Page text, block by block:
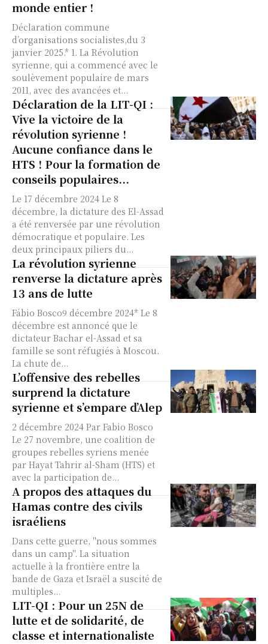
monde entier !
Déclaration commune
d’organisations socialistes,du 3
janvier 2025.* 1. La Révolution
syrienne, qui a commencé avec le
soulèvement populaire de mars
2011, avec des avancées et...
Déclaration de la LIT-QI :
Vive la victoire de la
révolution syrienne !
Aucune confiance dans le
HTS ! Pour la formation de
conseils populaires...
Le 17 décembre 2024 Le 8
décembre, la dictature des El-Assad
a été renversée par une révolution
démocratique et populaire. Les
deux principaux piliers du...
La révolution syrienne
renverse la dictature après
13 ans de lutte
Fábio Bosco9 décembre 2024* Le 8
décembre est annoncé que le
dictateur Bachar el-Assad et sa
famille se sont réfugiés à Moscou.
La chute de...
L’offensive des rebelles
surprend la dictature
syrienne et s’empare d’Alep
2 décembre 2024 Par Fabio Bosco
Le 27 novembre, une coalition de
groupes rebelles syriens menée
par Hayat Tahrir al-Sham (HTS) et
avec la participation de...
A propos des attaques du
Hamas contre des civils
israéliens
Dans cette guerre, "nous sommes
dans un camp". La situation
actuelle à la frontière entre la
bande de Gaza et Israël a suscité de
multiples...
LIT-QI : Pour un 25N de
lutte et de solidarité, de
classe et internationaliste